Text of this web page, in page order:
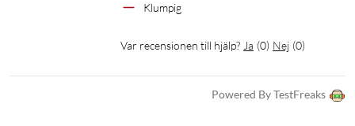
Klumpig
Var recensionen till hjälp? Ja (0) Nej (0)
Powered By TestFreaks